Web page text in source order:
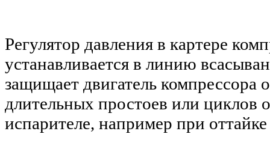
Регулятор давления в картере
устанавливается в линию
защищает двигатель компрессора
длительных простоев или циклов
испарителе, например при